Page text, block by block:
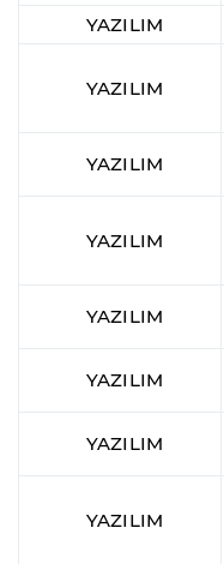
YAZILIM
YAZILIM
YAZILIM
YAZILIM
YAZILIM
YAZILIM
YAZILIM
YAZILIM